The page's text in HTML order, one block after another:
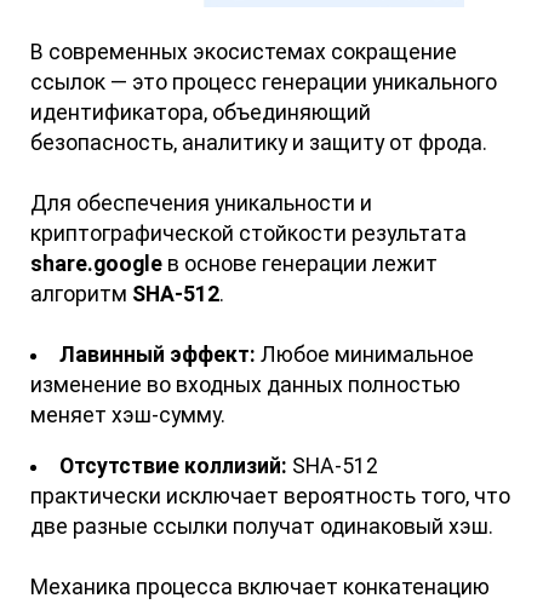
В современных экосистемах сокращение
ссылок — это процесс генерации уникального
идентификатора, объединяющий
безопасность, аналитику и защиту от фрода.
Для обеспечения уникальности и
криптографической стойкости результата
share.google в основе генерации лежит
алгоритм SHA-512.
Лавинный эффект: Любое минимальное
изменение во входных данных полностью
меняет хэш-сумму.
Отсутствие коллизий: SHA-512
практически исключает вероятность того, что
две разные ссылки получат одинаковый хэш.
Механика процесса включает конкатенацию